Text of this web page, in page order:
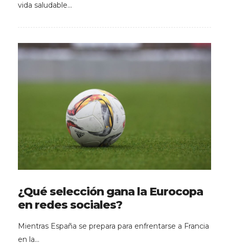
vida saludable…
¿Qué selección gana la Eurocopa
en redes sociales?
Mientras España se prepara para enfrentarse a Francia
en la…